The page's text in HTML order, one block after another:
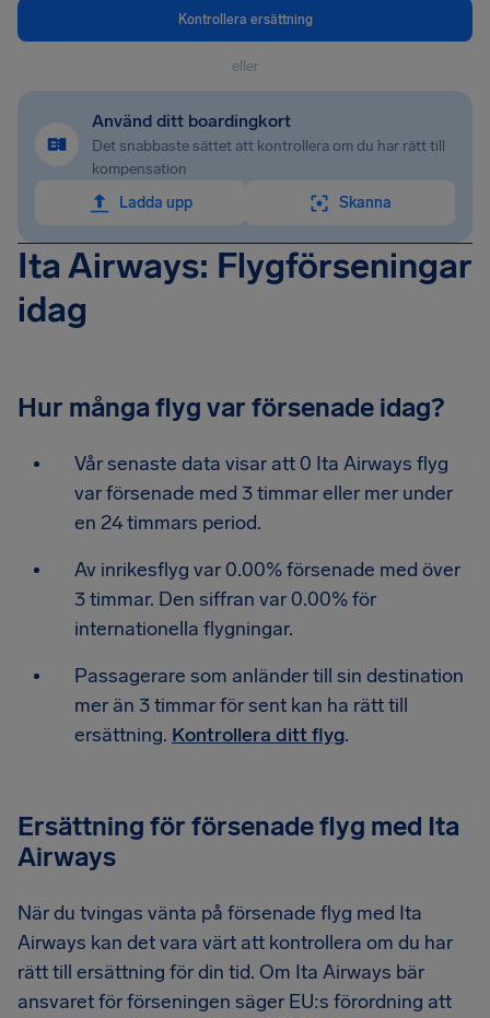
Kontrollera ersättning
eller
Använd ditt boardingkort
Det snabbaste sättet att kontrollera om du har rätt till
kompensation
Ladda upp
Skanna
Ita Airways: Flygförseningar
idag
Hur många flyg var försenade idag?
Vår senaste data visar att 0 Ita Airways flyg
var försenade med 3 timmar eller mer under
en 24 timmars period.
Av inrikesflyg var 0.00% försenade med över
3 timmar. Den siffran var 0.00% för
internationella flygningar.
Passagerare som anländer till sin destination
mer än 3 timmar för sent kan ha rätt till
ersättning. Kontrollera ditt flyg.
Ersättning för försenade flyg med Ita
Airways
När du tvingas vänta på försenade flyg med Ita
Airways kan det vara värt att kontrollera om du har
rätt till ersättning för din tid. Om Ita Airways bär
ansvaret för förseningen säger EU:s förordning att